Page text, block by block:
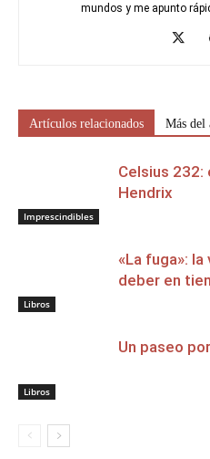
mundos y me apunto
Artículos relacionados Más del
Imprescindibles
Celsius 232:
Hendrix
Libros
«La fuga»:
deber en
Libros
Un paseo